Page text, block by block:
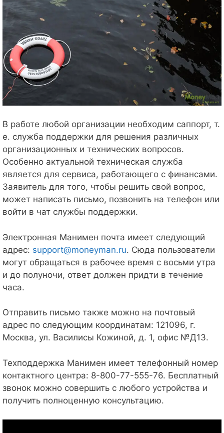
В работе любой организации необходим саппорт, т.
е. служба поддержки для решения различных
организационных и технических вопросов.
Особенно актуальной техническая служба
является для сервиса, работающего с финансами.
Заявитель для того, чтобы решить свой вопрос,
может написать письмо, позвонить на телефон или
войти в чат службы поддержки.
Электронная Манимен почта имеет следующий
адрес: support@moneyman.ru. Сюда пользователи
могут обращаться в рабочее время с восьми утра
и до полуночи, ответ должен придти в течение
часа.
Отправить письмо также можно на почтовый
адрес по следующим координатам: 121096, г.
Москва, ул. Василисы Кожиной, д. 1, офис №Д13.
Техподдержка Манимен имеет телефонный номер
контактного центра: 8-800-77-555-76. Бесплатный
звонок можно совершить с любого устройства и
получить полноценную консультацию.